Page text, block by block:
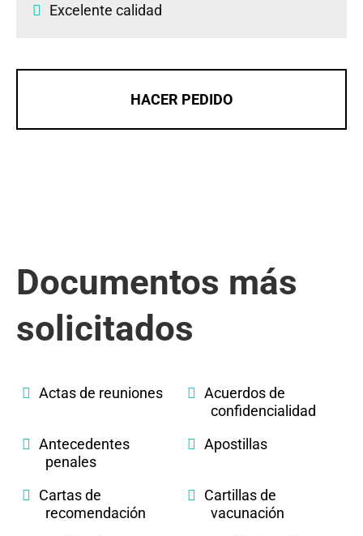
Excelente calidad
HACER PEDIDO
Documentos más
solicitados
Actas de reuniones
Acuerdos de
confidencialidad
Antecedentes
penales
Apostillas
Cartas de
recomendación
Cartillas de
vacunación